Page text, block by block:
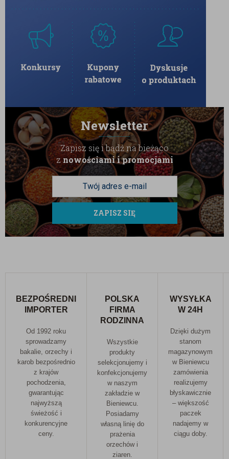
zdrowa przekąska.
Solone orzechy laskowe: Intensywny smak, doskonałe
do deserów i jako samodzielna przekąska.
KORZYŚCI ZDROWOTNE
SOLONYCH ORZECHÓW
Solone orzechy, mimo dodatku soli, wciąż są bogate w wartości
odżywcze. Regularne spożywanie orzechów może przynieść wiele
korzyści zdrowotnych, takich jak:
Wsparcie dla serca:
Orzechy zawierają zdrowe tłuszcze,
które mogą wspierać zdrowie serca i obniżać poziom
cholesterolu.
Źródło białka:
Orzechy, takie jak migdały i nerkowce, są
doskonałym źródłem białka roślinnego.
pomaga w regulacji trawienia.
Orzechy są bogate w zdrowe
tłuszcze i białko, dostarczając energii na długi czas.
PRZEPISY Z UŻYCIEM SOLONYCH
ORZECHÓW
Solone orzechy mogą być używane w wielu przepisach, dodając im
wyjątkowego smaku. Oto kilka pomysłów na smaczne i zdrowe
dania z solonymi orzechami:
Sałatka z solonymi migdałami:Chrupiąca i pożywna
Newsletter
Zapisz się i bądź na bieżąco
znowościami i promocjami
ZAPISZ SIĘ
BEZPOŚREDNI
IMPORTER
Od 1992 roku
sprowadzamy
bakalie, orzechy i
karob bezpośrednio
z krajów
pochodzenia,
gwarantując
najwyższą
świeżość i
konkurencyjne
ceny.
POLSKA
FIRMA
RODZINNA
Wszystkie
produkty
selekcjonujemy i
konfekcjonujemy
w naszym
zakładzie w
Bieniewcu.
Posiadamy
własną linię do
prażenia
orzechów i
ziaren.
WYSYŁKA
W 24H
Dzięki dużym
stanom
magazynowym
w Bieniewcu
zamówienia
realizujemy
błyskawicznie
– większość
paczek
nadajemy w
ciągu doby.